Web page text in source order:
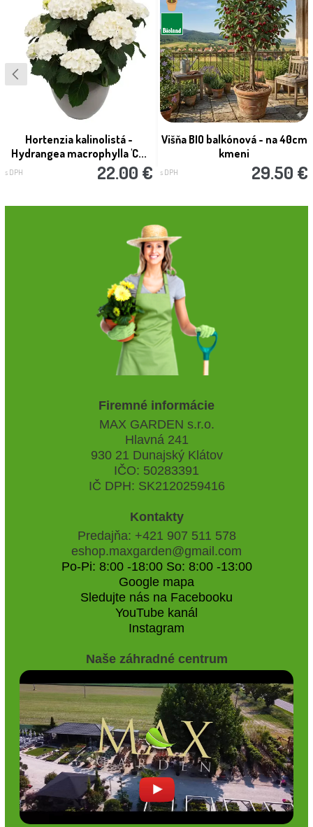
Hortenzia kalinolistá -
Hydrangea macrophylla 'C...
s DPH 22.00 €
Višňa BIO balkónová - na 40cm
kmeni
s DPH 29.50 €
Firemné informácie
MAX GARDEN s.r.o.
Hlavná 241
930 21 Dunajský Klátov
IČO: 50283391
IČ DPH: SK2120259416
Kontakty
Predajňa: +421 907 511 578
eshop.maxgarden@gmail.com
Po-Pi: 8:00 -18:00 So: 8:00 -13:00
Google mapa
Sledujte nás na Facebooku
YouTube kanál
Instagram
Naše záhradné centrum